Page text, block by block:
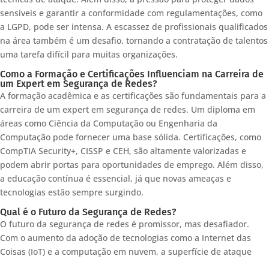
sensíveis e garantir a conformidade com regulamentações, como
a LGPD, pode ser intensa. A escassez de profissionais qualificados
na área também é um desafio, tornando a contratação de talentos
uma tarefa difícil para muitas organizações.
Como a Formação e Certificações Influenciam na Carreira de
um Expert em Segurança de Redes?
A formação acadêmica e as certificações são fundamentais para a
carreira de um expert em segurança de redes. Um diploma em
áreas como Ciência da Computação ou Engenharia da
Computação pode fornecer uma base sólida. Certificações, como
CompTIA Security+, CISSP e CEH, são altamente valorizadas e
podem abrir portas para oportunidades de emprego. Além disso,
a educação contínua é essencial, já que novas ameaças e
tecnologias estão sempre surgindo.
Qual é o Futuro da Segurança de Redes?
O futuro da segurança de redes é promissor, mas desafiador.
Com o aumento da adoção de tecnologias como a Internet das
Coisas (IoT) e a computação em nuvem, a superfície de ataque